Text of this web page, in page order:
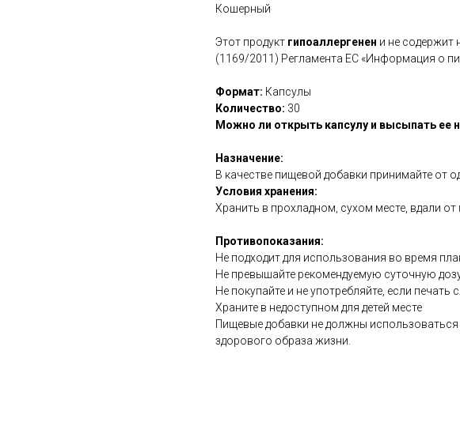
Кошерный
Этот продукт гипоаллергенен и не содержит
(1169/2011) Регламента ЕС «Информация о
Формат: Капсулы
Количество: 30
Можно ли открыть капсулу и высыпать ее
Назначение:
В качестве пищевой добавки принимайте от
Условия хранения:
Хранить в прохладном, сухом месте, вдали
Противопоказания:
Не подходит для использования во время
Не превышайте рекомендуемую суточную
Не покупайте и не употребляйте, если печать
Храните в недоступном для детей месте
Пищевые добавки не должны
здорового образа жизни.